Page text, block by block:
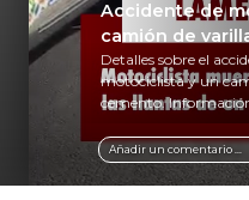
Añadir un comentario ...
Accidente de
camión de
Detalles sobre el
motociclista y un
cemento.
vial y